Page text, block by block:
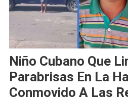
Niño Cubano Que
Parabrisas En La
Conmovido A Las